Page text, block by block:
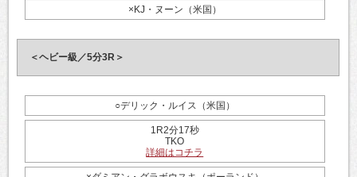
×KJ・ヌーン（米国）
＜ヘビー級／5分3R＞
○デリック・ルイス（米国）
1R2分17秒
TKO
詳細はコチラ